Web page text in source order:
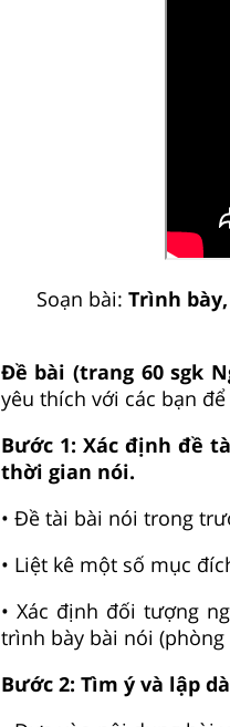
Soạn bài: Trình
Đề bài (trang 60 sgk
yêu thích với các bạn
Bước 1: Xác định đề
thời gian nói.
• Đề tài bài nói trong
• Liệt kê một số mục
• Xác định đối tượng
trình bày bài nói
Bước 2: Tìm ý và lập